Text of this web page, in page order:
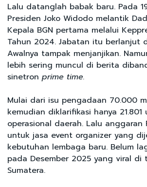
Lalu datanglah babak baru. Pada
Presiden Joko Widodo melantik
Kepala BGN pertama melalui
Tahun 2024. Jabatan itu berlanjut
Awalnya tampak menjanjikan.
lebih sering muncul di berita
sinetron prime time.
Mulai dari isu pengadaan 70.000
kemudian diklarifikasi hanya
operasional daerah. Lalu anggaran
untuk jasa event organizer yang
kebutuhan lembaga baru. Belum
pada Desember 2025 yang viral di
Sumatera.